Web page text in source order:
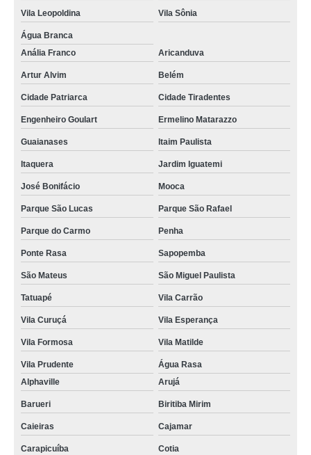
Vila Leopoldina Vila Sônia
Água Branca
Anália Franco
Aricanduva
Artur Alvim Belém
Cidade Patriarca Cidade Tiradentes
Engenheiro Goulart Ermelino Matarazzo
Guaianases Itaim Paulista
Itaquera Jardim Iguatemi
José Bonifácio Mooca
Parque São Lucas Parque São Rafael
Parque do Carmo Penha
Ponte Rasa Sapopemba
São Mateus São Miguel Paulista
Tatuapé Vila Carrão
Vila Curuçá Vila Esperança
Vila Formosa Vila Matilde
Vila Prudente
Água Rasa
Alphaville
Arujá
Barueri Biritiba Mirim
Caieiras Cajamar
Carapicuíba Cotia